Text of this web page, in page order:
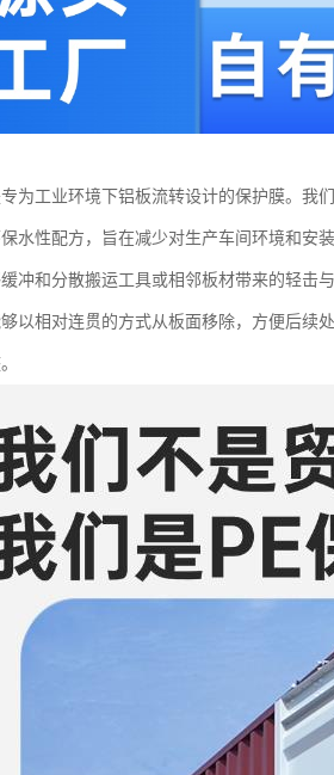
为工业环境下铝板流转设计的保护膜。我
水性配方，旨在减少对生产车间环境和安
冲和分散搬运工具或相邻板材带来的轻击
以相对连贯的方式从板面移除，方便后续